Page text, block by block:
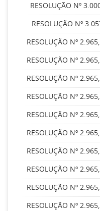
RESOLUÇÃO Nº
RESOLUÇÃO Nº
RESOLUÇÃO Nº
RESOLUÇÃO Nº
RESOLUÇÃO Nº
RESOLUÇÃO Nº
RESOLUÇÃO Nº
RESOLUÇÃO Nº
RESOLUÇÃO Nº
RESOLUÇÃO Nº
RESOLUÇÃO Nº
RESOLUÇÃO Nº